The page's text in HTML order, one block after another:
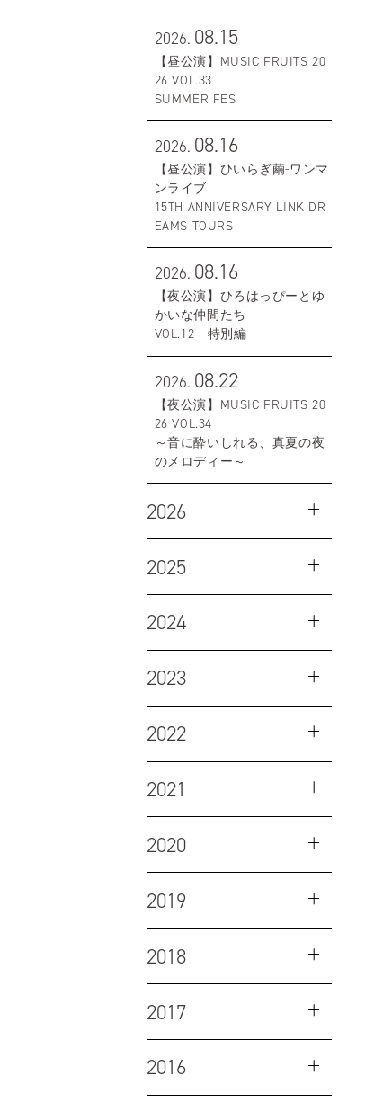
2026. 08.15
【昼公演】MUSIC FRUITS 20
26 VOL.33
SUMMER FES
2026. 08.16
【昼公演】ひいらぎ繭-ワンマ
ンライブ
15TH ANNIVERSARY LINK DR
EAMS TOURS
2026. 08.16
【夜公演】ひろはっぴーとゆ
かいな仲間たち
VOL.12 特別編
2026. 08.22
【夜公演】MUSIC FRUITS 20
26 VOL.34
～音に酔いしれる、真夏の夜
のメロディー～
2026
2025
2024
2023
2022
2021
2020
2019
2018
2017
2016